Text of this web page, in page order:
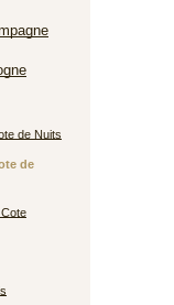
de Nuits
de